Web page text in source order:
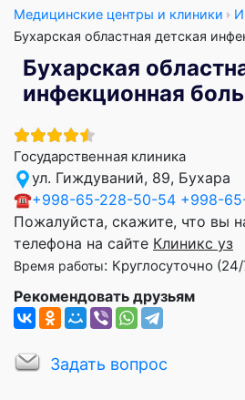
Медицинские центры и клиники
Бухарская областная детская
Бухарская
инфекционная
Государственная клиника
ул. Гиждуваний, 89, Бухара
☎+998-65-228-50-54 +998-
Пожалуйста, скажите, что вы
телефона на сайте Клиникс уз
Время работы: Круглосуточно
Рекомендовать друзьям
Задать вопрос